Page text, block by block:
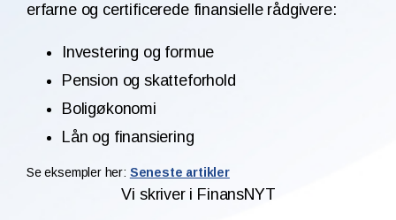
erfarne og certificerede finansielle rådgivere:
Investering og formue
Pension og skatteforhold
Boligøkonomi
Lån og finansiering
Se eksempler her: Seneste artikler
Vi skriver i FinansNYT